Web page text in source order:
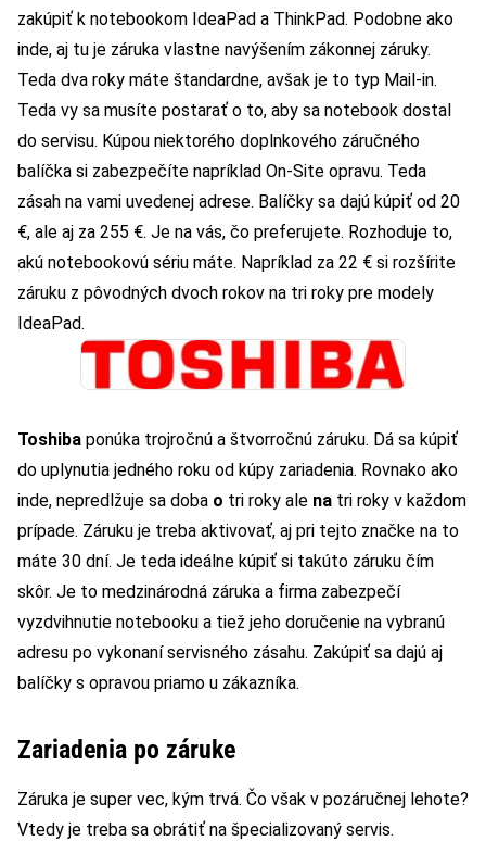
zakúpiť k notebookom IdeaPad a ThinkPad. Podobne ako
inde, aj tu je záruka vlastne navýšením zákonnej záruky.
Teda dva roky máte štandardne, avšak je to typ Mail-in.
Teda vy sa musíte postarať o to, aby sa notebook dostal
do servisu. Kúpou niektorého doplnkového záručného
balíčka si zabezpečíte napríklad On-Site opravu. Teda
zásah na vami uvedenej adrese. Balíčky sa dajú kúpiť od 20
€, ale aj za 255 €. Je na vás, čo preferujete. Rozhoduje to,
akú notebookovú sériu máte. Napríklad za 22 € si rozšírite
záruku z pôvodných dvoch rokov na tri roky pre modely
IdeaPad.
Toshiba ponúka trojročnú a štvorročnú záruku. Dá sa kúpiť
do uplynutia jedného roku od kúpy zariadenia. Rovnako ako
inde, nepredlžuje sa doba o tri roky ale na tri roky v každom
prípade. Záruku je treba aktivovať, aj pri tejto značke na to
máte 30 dní. Je teda ideálne kúpiť si takúto záruku čím
skôr. Je to medzinárodná záruka a firma zabezpečí
vyzdvihnutie notebooku a tiež jeho doručenie na vybranú
adresu po vykonaní servisného zásahu. Zakúpiť sa dajú aj
balíčky s opravou priamo u zákazníka.
Zariadenia po záruke
Záruka je super vec, kým trvá. Čo však v pozáručnej lehote?
Vtedy je treba sa obrátiť na špecializovaný servis.